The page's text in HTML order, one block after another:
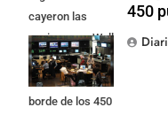
cayeron las
acciones en Wall
Street y el riesgo
país quedó al
borde de los 450
450